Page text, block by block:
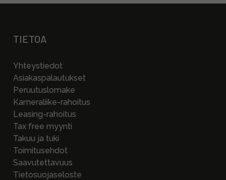
TIETOA
Yhteystiedot
Asiakaspalautukset
Peruutuslomake
Kameraliike-rahoitus
Leasing-rahoitus
Tax free myynti
Takuu ja tuki
Toimitusehdot
Saavutettavuus
Tietosuojaseloste